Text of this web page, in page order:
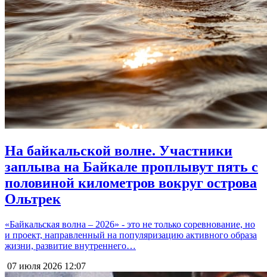
На байкальской волне. Участники
заплыва на Байкале проплывут пять с
половиной километров вокруг острова
Ольтрек
«Байкальская волна – 2026» - это не только соревнование, но
и проект, направленный на популяризацию активного образа
жизни, развитие внутреннего…
07 июля 2026 12:07